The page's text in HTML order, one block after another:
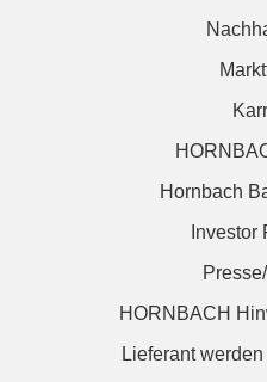
Hornbach
Investor
HORNBACH
Lieferant